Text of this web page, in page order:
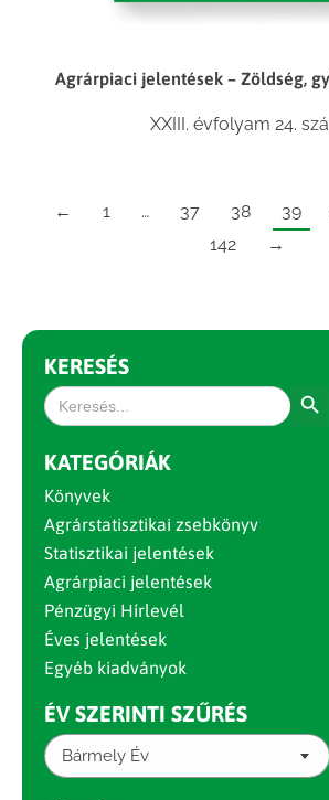
Agrárpiaci jelentések – Zöldség,
XXIII. évfolyam 24.
← 1 … 37 38 39
142
→
KERESÉS
Search
for:
KATEGÓRIÁK
Könyvek
Agrárstatisztikai zsebkönyv
Statisztikai jelentések
Agrárpiaci jelentések
Pénzügyi Hírlevél
Éves jelentések
Egyéb kiadványok
ÉV SZERINTI SZŰRÉS
Bármely Év